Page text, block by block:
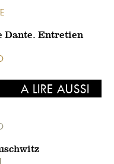
Dante. Entretien
A LIRE AUSSI